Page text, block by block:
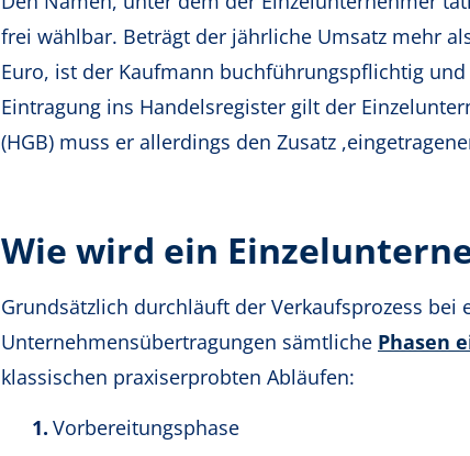
frei wählbar. Beträgt der jährliche Umsatz mehr
Euro, ist der Kaufmann buchführungspflichtig
Eintragung ins Handelsregister gilt der
(HGB) muss er allerdings den Zusatz
Wie wird ein
Grundsätzlich durchläuft der Verkaufsprozess
Unternehmensübertragungen sämtliche Phasen
klassischen praxiserprobten Abläufen:
Vorbereitungsphase